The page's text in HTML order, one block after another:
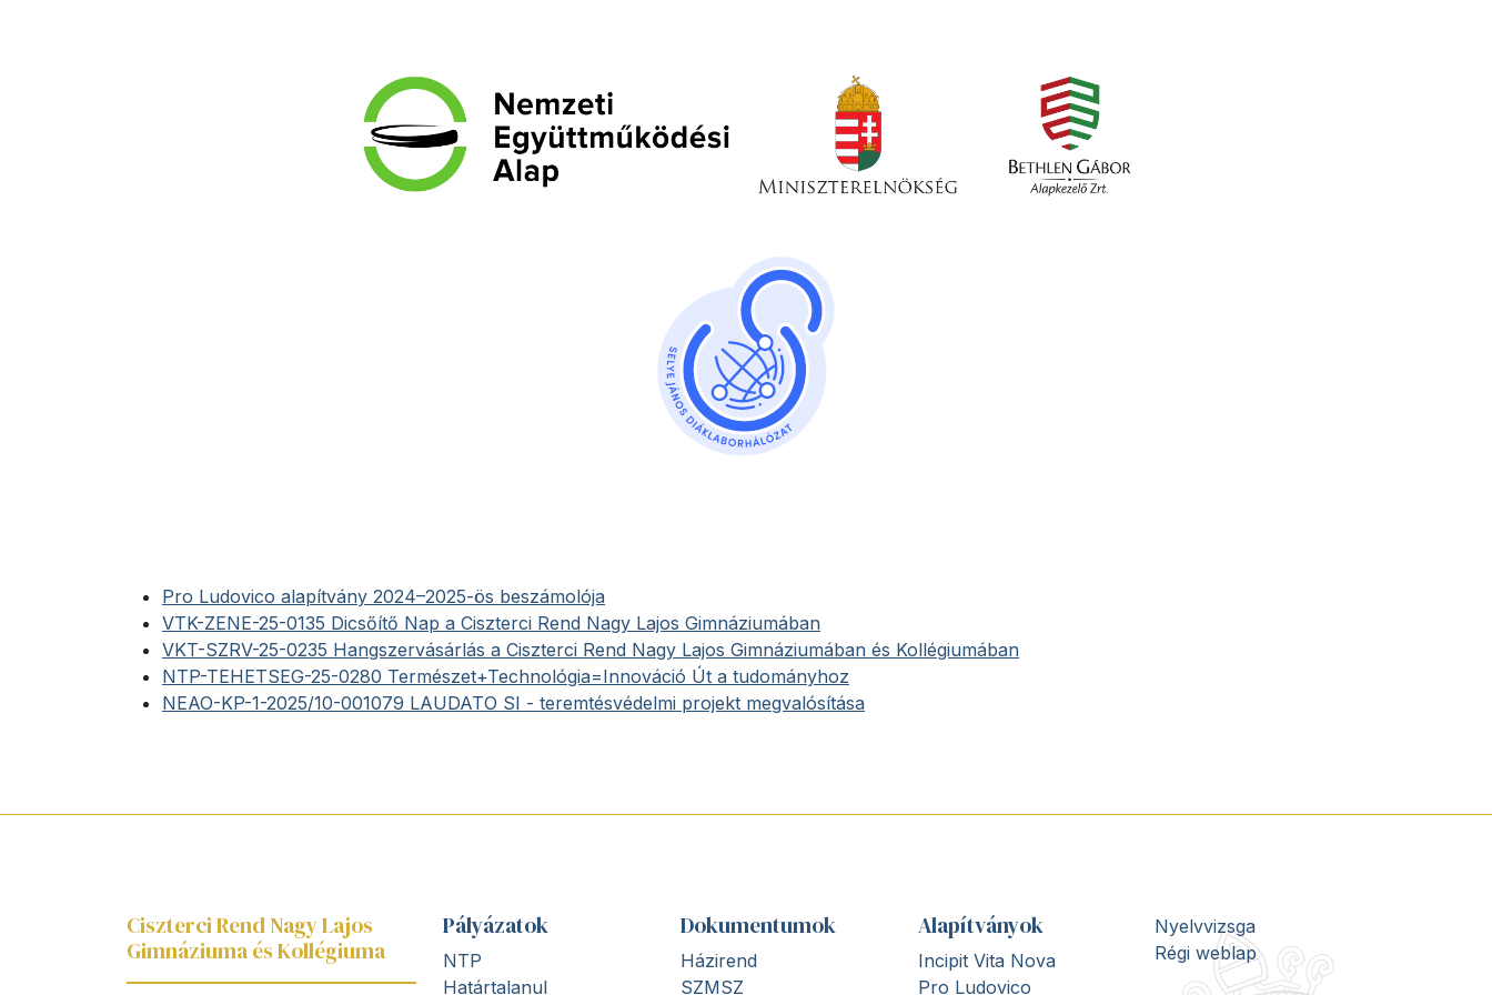
Pro Ludovico alapítvány 2024–2025-ös beszámolója
VTK-ZENE-25-0135 Dicsőítő Nap a Ciszterci Rend Nagy Lajos Gimnáziumában
VKT-SZRV-25-0235 Hangszervásárlás a Ciszterci Rend Nagy Lajos Gimnáziumában és Kollégiumában
NTP-TEHETSEG-25-0280 Természet+Technológia=Innováció Út a tudományhoz
NEAO-KP-1-2025/10-001079 LAUDATO SI - teremtésvédelmi projekt megvalósítása
Ciszterci Rend Nagy Lajos
Gimnáziuma és Kollégiuma
Pályázatok
NTP
Határtalanul
Dokumentumok
Házirend
SZMSZ
Alapítványok
Incipit Vita Nova
Pro Ludovico
Nyelvvizsga
Régi weblap